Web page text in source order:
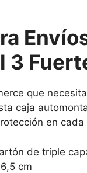
3
que
caja
en cada
de triple
cm